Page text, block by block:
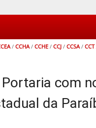
/ CCHA/ CCHE / CCJ / CCSA/ CCT
com
da